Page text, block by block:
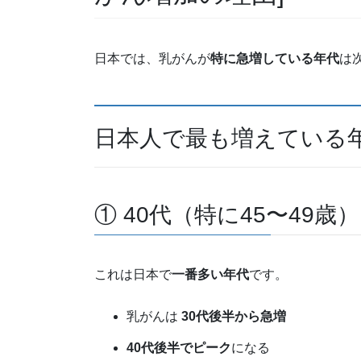
日本では、乳がんが特に急増している年代は
日本人で最も増えている
① 40代（特に45〜49歳）
これは日本で一番多い年代です。
乳がんは 30代後半から急増
40代後半でピークになる